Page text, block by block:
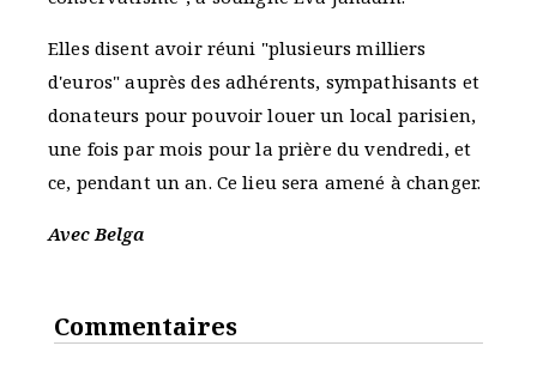
Elles disent avoir réuni "plusieurs milliers
d'euros" auprès des adhérents, sympathisants et
donateurs pour pouvoir louer un local parisien,
une fois par mois pour la prière du vendredi, et
ce, pendant un an. Ce lieu sera amené à changer.
Avec Belga
Commentaires